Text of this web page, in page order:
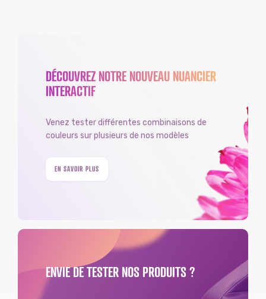
DÉCOUVREZ NOTRE NOUVEAU NUANCIER
INTERACTIF
Venez tester différentes combinaisons de
couleurs sur plusieurs de nos modèles
EN SAVOIR PLUS
ENVIE DE TESTER NOS PRODUITS ?